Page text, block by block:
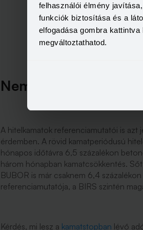
felhasználói élmény
funkciók biztosítása és a
elfogadása gombra
megváltoztathatod.
Nem csökkennek a
A hitelkamatok referenciamutatói is azt
érdemben. A rövid kamatperiódusú
hónapos időtávra 6,5 százalékon
három hónapban kamatcsökkentés.
BUBOR is már csaknem 6,4
referenciamutatója, a BIRS szintén
Kérdés, mi lesz a kamatstopban lévő